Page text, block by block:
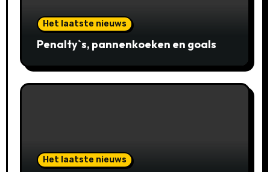
Het laatste nieuws
Penalty`s, pannenkoeken en goals
Het laatste nieuws